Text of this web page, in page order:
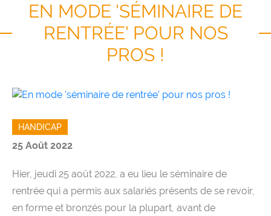
EN MODE 'SÉMINAIRE DE
RENTRÉE' POUR NOS
PROS !
HANDICAP
25 Août 2022
Hier, jeudi 25 août 2022, a eu lieu le séminaire de
rentrée qui a permis aux salariés présents de se revoir,
en forme et bronzés pour la plupart, avant de